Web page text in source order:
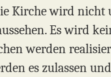
Kirche wird
Es wird
werden
es zulassen